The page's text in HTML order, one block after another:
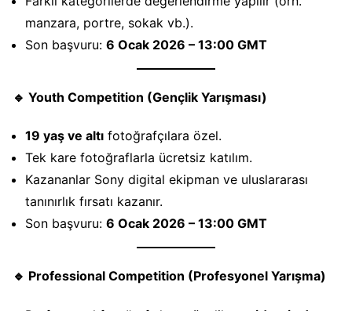
manzara, portre, sokak vb.).
Son başvuru: 6 Ocak 2026 – 13:00 GMT
🔹 Youth Competition (Gençlik Yarışması)
19 yaş ve altı fotoğrafçılara özel.
Tek kare fotoğraflarla ücretsiz katılım.
Kazananlar Sony digital ekipman ve uluslararası
tanınırlık fırsatı kazanır.
Son başvuru: 6 Ocak 2026 – 13:00 GMT
🔹 Professional Competition (Profesyonel Yarışma)